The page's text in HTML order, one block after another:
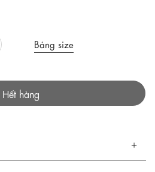
Bảng size
Hết hàng